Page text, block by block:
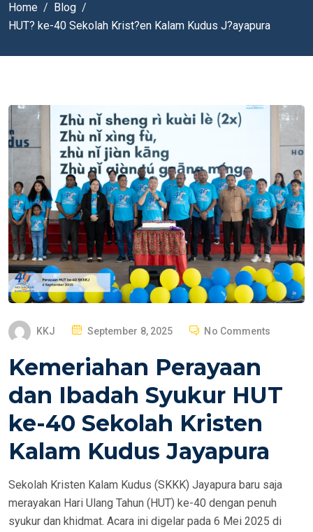
Home
Blog
HUT? ke-40 Sekolah Krist?en Kalam Kudus J?ayapura
KKJ
P
S
E
D
September 8, 2025 No Comments
Kemeriahan Perayaan
dan Ibadah Syukur HUT
ke-40 Sekolah Kristen
Kalam Kudus Jayapura
Sekolah Kristen Kalam Kudus (SKKK) Jayapura baru saja
merayakan Hari Ulang Tahun (HUT) ke-40 dengan penuh
syukur dan khidmat. Acara ini digelar pada 6 Mei 2025 di